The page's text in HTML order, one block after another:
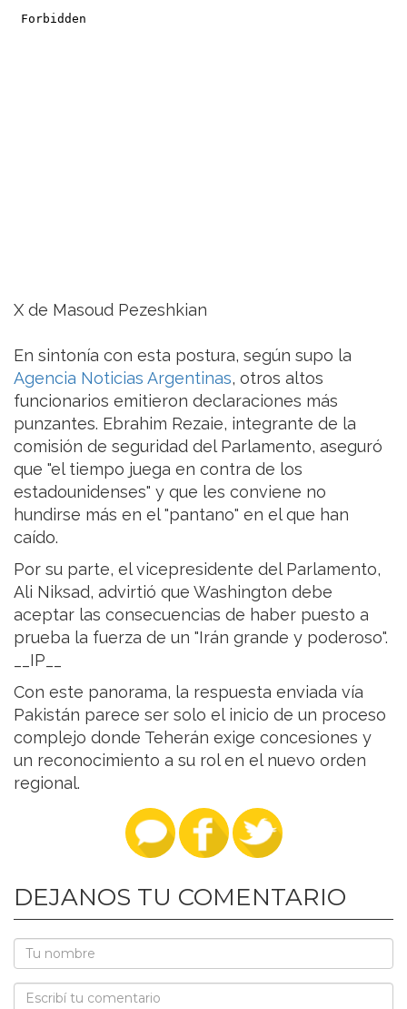
X de Masoud Pezeshkian
En sintonía con esta postura, según supo la
Agencia Noticias Argentinas, otros altos
funcionarios emitieron declaraciones más
punzantes. Ebrahim Rezaie, integrante de la
comisión de seguridad del Parlamento, aseguró
que "el tiempo juega en contra de los
estadounidenses" y que les conviene no
hundirse más en el "pantano" en el que han
caído.
Por su parte, el vicepresidente del Parlamento,
Ali Niksad, advirtió que Washington debe
aceptar las consecuencias de haber puesto a
prueba la fuerza de un "Irán grande y poderoso".
__IP__
Con este panorama, la respuesta enviada vía
Pakistán parece ser solo el inicio de un proceso
complejo donde Teherán exige concesiones y
un reconocimiento a su rol en el nuevo orden
regional.
DEJANOS TU COMENTARIO